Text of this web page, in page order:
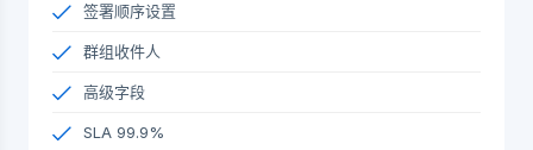
签署顺序设置
群组收件人
高级字段
SLA 99.9%